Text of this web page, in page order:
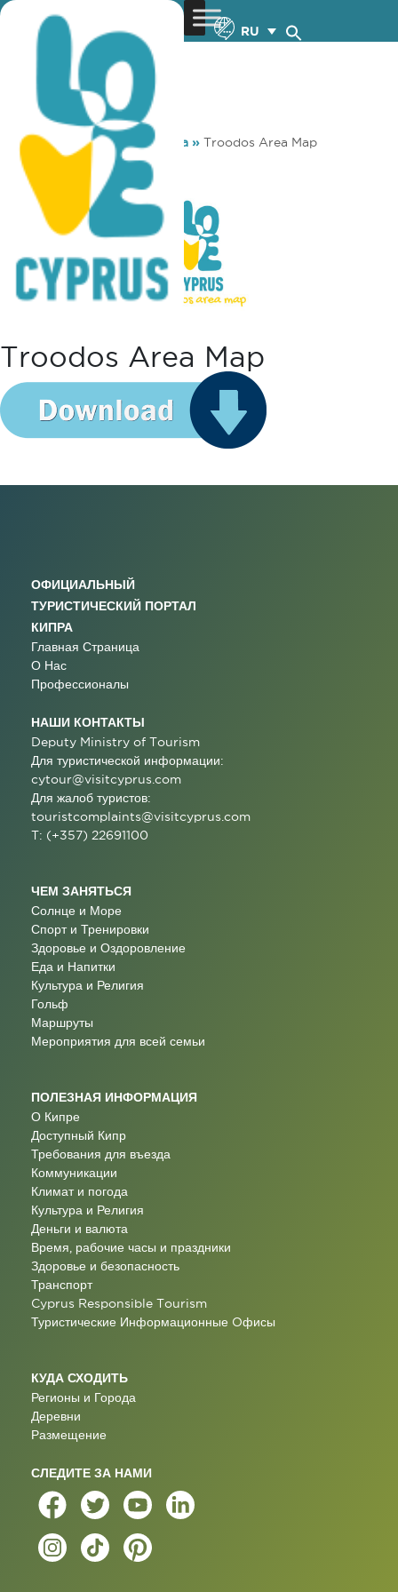
RU
You are here: Home »Media » Troodos Area Map
Troodos Area Map
ОФИЦИАЛЬНЫЙ
ТУРИСТИЧЕСКИЙ ПОРТАЛ
КИПРА
Главная Страница
О Нас
Профессионалы
НАШИ КОНТАКТЫ
Deputy Ministry of Tourism
Для туристической информации:
cytour@visitcyprus.com
Для жалоб туристов:
touristcomplaints@visitcyprus.com
T: (+357) 22691100
ЧЕМ ЗАНЯТЬСЯ
Солнце и Море
Спорт и Тренировки
Здоровье и Оздоровление
Еда и Напитки
Культура и Религия
Гольф
Маршруты
Мероприятия для всей семьи
ПОЛЕЗНАЯ ИНФОРМАЦИЯ
О Кипре
Доступный Кипр
Требования для въезда
Коммуникации
Климат и погода
Культура и Религия
Деньги и валюта
Время, рабочие часы и праздники
Здоровье и безопасность
Транспорт
Cyprus Responsible Tourism
Туристические Информационные Oфисы
КУДА СХОДИТЬ
Регионы и Города
Деревни
Размещение
СЛЕДИТЕ ЗА НАМИ